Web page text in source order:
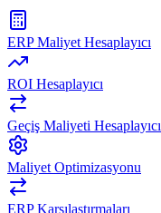
ERP Maliyet Hesaplayıcı
ROI Hesaplayıcı
Geçiş Maliyeti Hesaplayıcı
Maliyet Optimizasyonu
ERP Karşılaştırmaları